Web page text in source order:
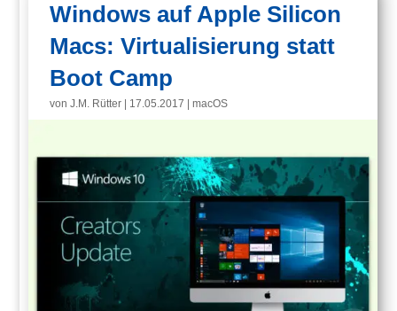
Windows auf Apple Silicon
Macs: Virtualisierung statt
Boot Camp
vonJ.M. Rütter 17.05.2017 |macOS